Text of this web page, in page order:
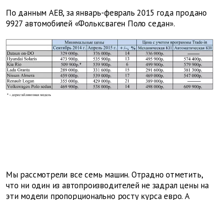
По данным AEB, за январь-февраль 2015 года продано
9927 автомобилей «Фольксваген Поло седан».
Мы рассмотрели все семь машин. Отрадно отметить,
что ни один из автопроизводителей не задрал цены на
эти модели пропорционально росту курса евро. А